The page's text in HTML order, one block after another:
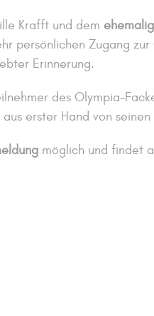
Krafft und dem
persönlichen Zugang
Erinnerung.
des Olympia-
erster Hand von seinen
möglich und findet